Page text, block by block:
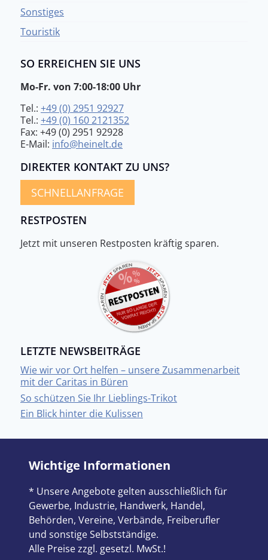
Sonstiges
Touristik
SO ERREICHEN SIE UNS
Mo-Fr. von 7:00-18:00 Uhr
Tel.: +49 (0) 2951 92927
Tel.: +49 (0) 160 2121352
Fax: +49 (0) 2951 92928
E-Mail: info@heinelt.de
DIREKTER KONTAKT ZU UNS?
SCHNELLANFRAGE
RESTPOSTEN
Jetzt mit unseren Restposten kräftig sparen.
LETZTE NEWSBEITRÄGE
Wie wir vor Ort helfen – unsere Zusammenarbeit
mit der Caritas in Büren
So schützen Sie Ihr Lieblings-Trikot
Ein Blick hinter die Kulissen
Wichtige Informationen
* Unsere Angebote gelten ausschließlich für
Gewerbe, Industrie, Handwerk, Handel,
Behörden, Vereine, Verbände, Freiberufler
und sonstige Selbstständige.
Alle Preise zzgl. gesetzl. MwSt.!